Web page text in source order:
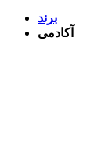
برند
آکادمی